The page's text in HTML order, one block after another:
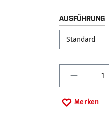
AUSFÜHRUNG
Merken